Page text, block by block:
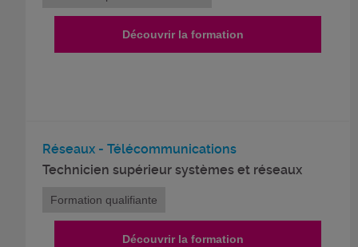
Découvrir la formation
Réseaux - Télécommunications
Technicien supérieur systèmes et réseaux
Formation qualifiante
Découvrir la formation